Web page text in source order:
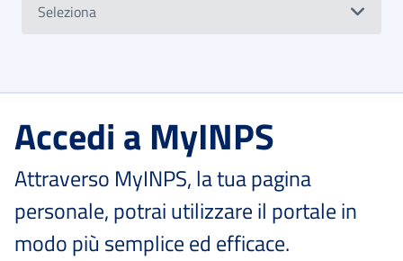
Seleziona
Accedi a MyINPS
Attraverso MyINPS, la tua pagina
personale, potrai utilizzare il portale in
modo più semplice ed efficace.